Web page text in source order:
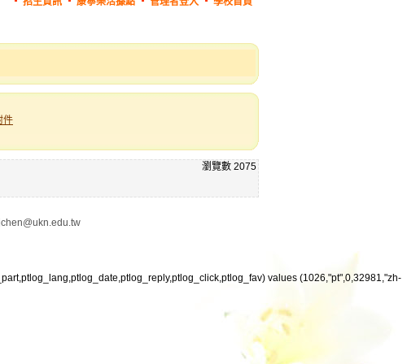
件
瀏覽數 2075
values (1026,"pt",0,32981,"zh-